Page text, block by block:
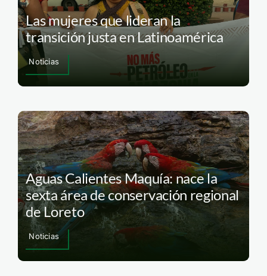
Las mujeres que lideran la
transición justa en Latinoamérica
Noticias
Aguas Calientes Maquía: nace la
sexta área de conservación regional
de Loreto
Noticias